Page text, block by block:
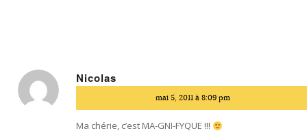
Nicolas
mai 5, 2011 à 8:09 pm
Ma chérie, c’est MA-GNI-FYQUE !!!